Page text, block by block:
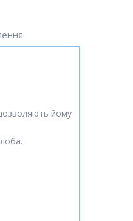
дозволяють йому